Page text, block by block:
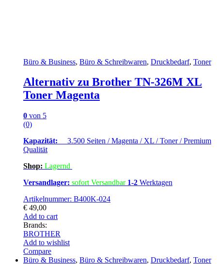
Büro & Business, Büro & Schreibwaren, Druckbedarf, Toner
Alternativ zu Brother TN-326M XL
Toner Magenta
0 von 5
(0)
Kapazität: 3.500 Seiten / Magenta / XL / Toner / Premium
Qualität
Shop: Lagernd
Versandlager: sofort Versandbar 1-2 Werktagen
Artikelnummer: B400K-024
€ 49,00
Add to cart
Brands:
BROTHER
Add to wishlist
Compare
Büro & Business, Büro & Schreibwaren, Druckbedarf, Toner